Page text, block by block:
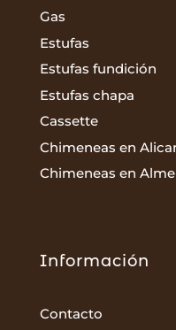
Gas
Estufas
Estufas fundición
Estufas chapa
Cassette
Chimeneas en
Chimeneas en
Información
Contacto